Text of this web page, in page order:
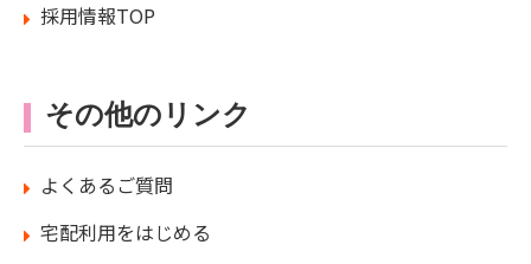
採用情報TOP
その他のリンク
よくあるご質問
宅配利用をはじめる